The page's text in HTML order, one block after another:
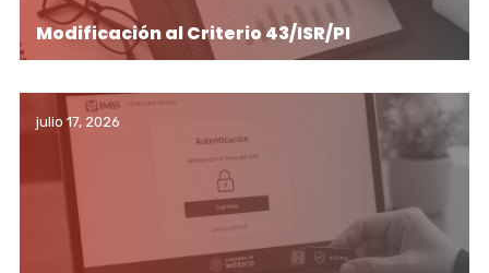
Modificación al Criterio 43/ISR/PI
julio 17, 2026